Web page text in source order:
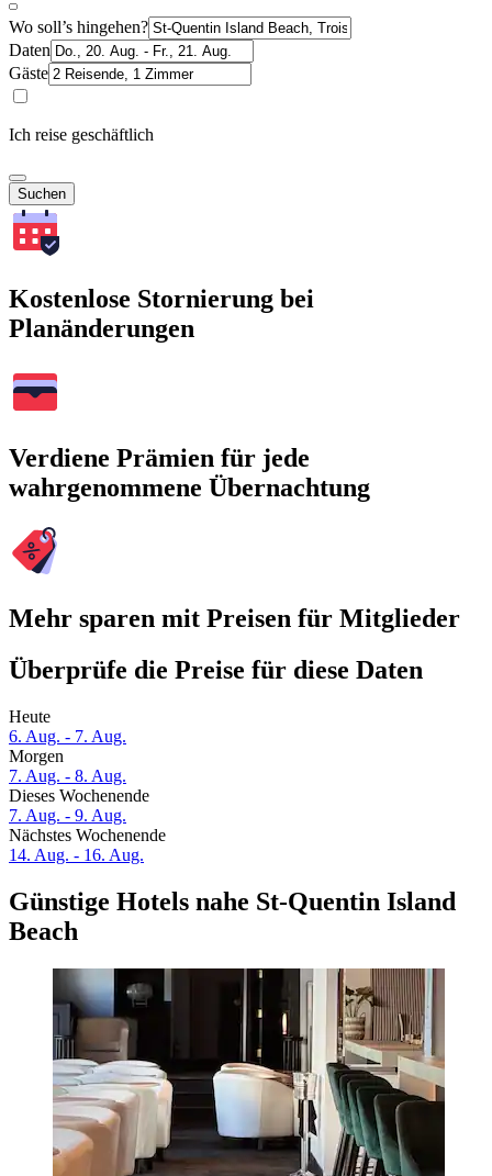
Wo soll’s hingehen?
Daten
Gäste
Ich reise geschäftlich
Suchen
Kostenlose Stornierung bei
Planänderungen
Verdiene Prämien für jede
wahrgenommene Übernachtung
Mehr sparen mit Preisen für Mitglieder
Überprüfe die Preise für diese Daten
Heute
6. Aug. - 7. Aug.
Morgen
7. Aug. - 8. Aug.
Dieses Wochenende
7. Aug. - 9. Aug.
Nächstes Wochenende
14. Aug. - 16. Aug.
Günstige Hotels nahe St-Quentin Island
Beach